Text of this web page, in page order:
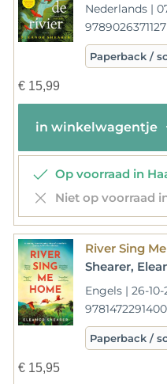
Nederlands |
9789026371127
Paperback /
€15,99
in winkelwagentje
Op voorraad in
Niet op voorraad
River Sing
Shearer,
Engels | 26-
9781472291400
Paperback /
€15,95